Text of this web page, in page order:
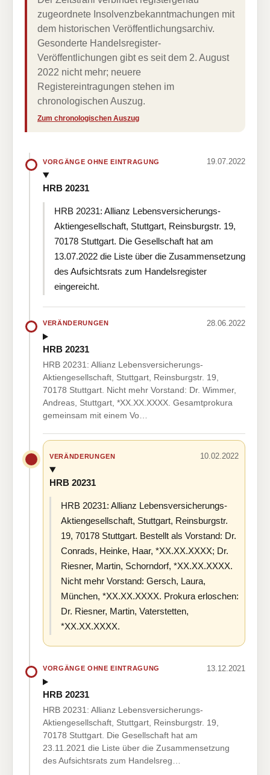
zugeordnete Insolvenzbekanntmachungen mit
dem historischen Veröffentlichungsarchiv.
Gesonderte Handelsregister-
Veröffentlichungen gibt es seit dem 2. August
2022 nicht mehr; neuere
Registereintragungen stehen im
chronologischen Auszug.
Zum chronologischen Auszug
VORGÄNGE OHNE EINTRAGUNG 19.07.2022
HRB 20231
HRB 20231: Allianz Lebensversicherungs-
Aktiengesellschaft, Stuttgart, Reinsburgstr. 19,
70178 Stuttgart. Die Gesellschaft hat am
13.07.2022 die Liste über die Zusammensetzung
des Aufsichtsrats zum Handelsregister
eingereicht.
VERÄNDERUNGEN 28.06.2022
HRB 20231
HRB 20231: Allianz Lebensversicherungs-
Aktiengesellschaft, Stuttgart, Reinsburgstr. 19,
70178 Stuttgart. Nicht mehr Vorstand: Dr. Wimmer,
Andreas, Stuttgart, *XX.XX.XXXX. Gesamtprokura
gemeinsam mit einem Vo…
VERÄNDERUNGEN 10.02.2022
HRB 20231
HRB 20231: Allianz Lebensversicherungs-
Aktiengesellschaft, Stuttgart, Reinsburgstr.
19, 70178 Stuttgart. Bestellt als Vorstand: Dr.
Conrads, Heinke, Haar, *XX.XX.XXXX; Dr.
Riesner, Martin, Schorndorf, *XX.XX.XXXX.
Nicht mehr Vorstand: Gersch, Laura,
München, *XX.XX.XXXX. Prokura erloschen:
Dr. Riesner, Martin, Vaterstetten,
*XX.XX.XXXX.
VORGÄNGE OHNE EINTRAGUNG 13.12.2021
HRB 20231
HRB 20231: Allianz Lebensversicherungs-
Aktiengesellschaft, Stuttgart, Reinsburgstr. 19,
70178 Stuttgart. Die Gesellschaft hat am
23.11.2021 die Liste über die Zusammensetzung
des Aufsichtsrats zum Handelsreg…